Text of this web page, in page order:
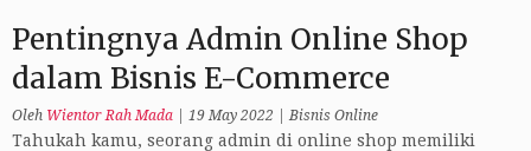
Pentingnya Admin Online Shop
dalam Bisnis E-Commerce
Oleh Wientor Rah Mada 19 May 2022 |Bisnis Online
Tahukah kamu, seorang admin di online shop memiliki